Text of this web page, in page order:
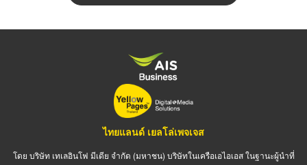
ไทยแลนด์ เยลโล่เพจเจส
โดย บริษัท เทเลอินโฟ มีเดีย จำกัด (มหาชน) บริษัทในเครือเอไอเอส ในฐานะผู้นำที่